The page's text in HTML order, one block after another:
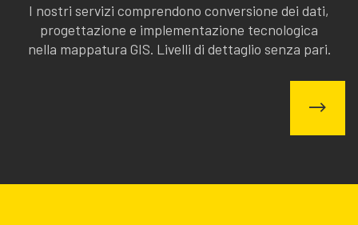
I nostri servizi comprendono conversione dei dati,
progettazione e implementazione tecnologica
nella mappatura GIS. Livelli di dettaglio senza pari.